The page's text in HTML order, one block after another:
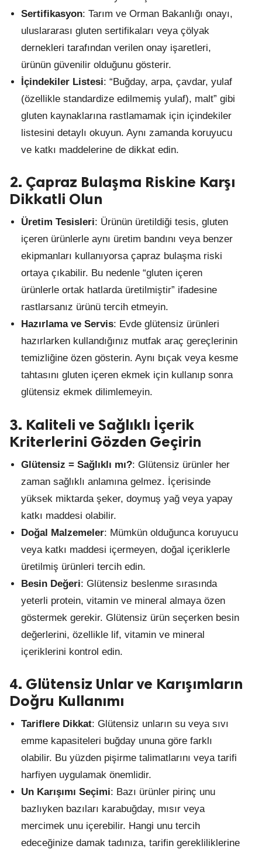
Sertifikasyon: Tarım ve Orman Bakanlığı onayı,
uluslararası gluten sertifikaları veya çölyak
dernekleri tarafından verilen onay işaretleri,
ürünün güvenilir olduğunu gösterir.
İçindekiler Listesi: “Buğday, arpa, çavdar, yulaf
(özellikle standardize edilmemiş yulaf), malt” gibi
gluten kaynaklarına rastlamamak için içindekiler
listesini detaylı okuyun. Aynı zamanda koruyucu
ve katkı maddelerine de dikkat edin.
2. Çapraz Bulaşma Riskine Karşı
Dikkatli Olun
Üretim Tesisleri: Ürünün üretildiği tesis, gluten
içeren ürünlerle aynı üretim bandını veya benzer
ekipmanları kullanıyorsa çapraz bulaşma riski
ortaya çıkabilir. Bu nedenle “gluten içeren
ürünlerle ortak hatlarda üretilmiştir” ifadesine
rastlarsanız ürünü tercih etmeyin.
Hazırlama ve Servis: Evde glütensiz ürünleri
hazırlarken kullandığınız mutfak araç gereçlerinin
temizliğine özen gösterin. Aynı bıçak veya kesme
tahtasını gluten içeren ekmek için kullanıp sonra
glütensiz ekmek dilimlemeyin.
3. Kaliteli ve Sağlıklı İçerik
Kriterlerini Gözden Geçirin
Glütensiz = Sağlıklı mı?: Glütensiz ürünler her
zaman sağlıklı anlamına gelmez. İçerisinde
yüksek miktarda şeker, doymuş yağ veya yapay
katkı maddesi olabilir.
Doğal Malzemeler: Mümkün olduğunca koruyucu
veya katkı maddesi içermeyen, doğal içeriklerle
üretilmiş ürünleri tercih edin.
Besin Değeri: Glütensiz beslenme sırasında
yeterli protein, vitamin ve mineral almaya özen
göstermek gerekir. Glütensiz ürün seçerken besin
değerlerini, özellikle lif, vitamin ve mineral
içeriklerini kontrol edin.
4. Glütensiz Unlar ve Karışımların
Doğru Kullanımı
Tariflere Dikkat: Glütensiz unların su veya sıvı
emme kapasiteleri buğday ununa göre farklı
olabilir. Bu yüzden pişirme talimatlarını veya tarifi
harfiyen uygulamak önemlidir.
Un Karışımı Seçimi: Bazı ürünler pirinç unu
bazlıyken bazıları karabuğday, mısır veya
mercimek unu içerebilir. Hangi unu tercih
edeceğinize damak tadınıza, tarifin gerekliliklerine